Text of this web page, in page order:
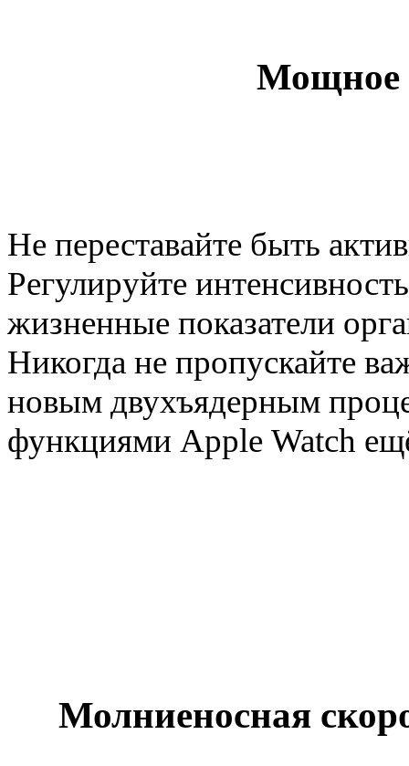
Мощное
Не переставайте быть
Регулируйте
жизненные показатели
Никогда не пропускайте
новым двухъядерным
функциями Apple Watch
Молниеносная